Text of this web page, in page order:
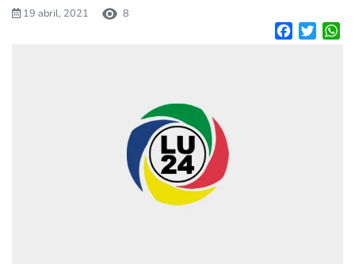
19 abril, 2021 8
Facebook